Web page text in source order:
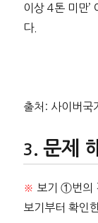
이상 4톤 미만’
다.
출처: 사이버국
문제
※ 보기 ①번의
보기부터 확인